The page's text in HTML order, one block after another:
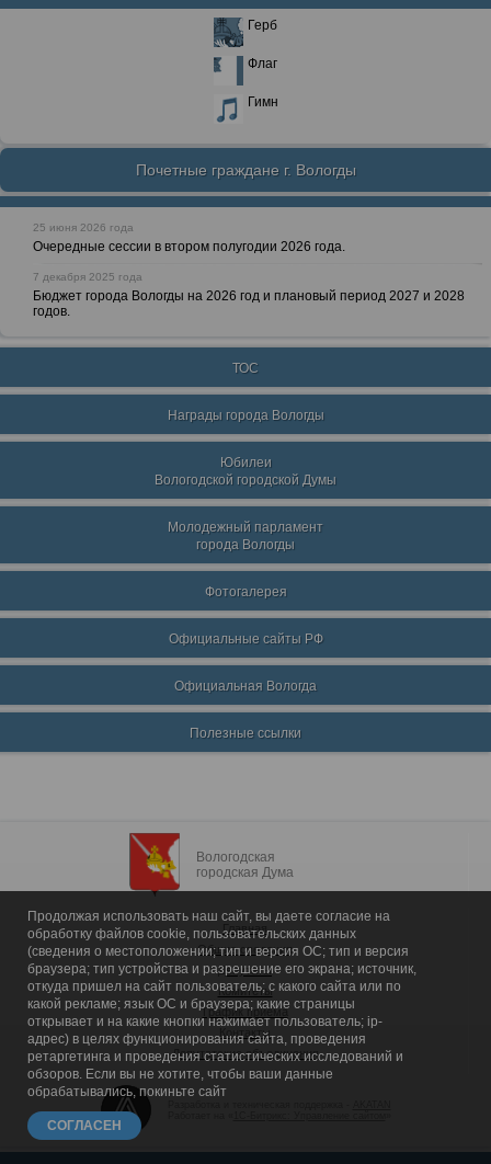
Герб
Флаг
Гимн
Почетные граждане г. Вологды
25 июня 2026 года
Очередные сессии в втором полугодии 2026 года.
7 декабря 2025 года
Бюджет города Вологды на 2026 год и плановый период 2027 и 2028
годов.
ТОС
Награды города Вологды
Юбилеи
Вологодской городской Думы
Молодежный парламент
города Вологды
Фотогалерея
Официальные сайты РФ
Официальная Вологда
Полезные ссылки
Вологодская
городская Дума
Главная
Общие сведения
Депутаты
Комитеты
График приема
Контакты
Депутатские объединения
Продолжая использовать наш сайт, вы даете согласие на
обработку файлов cookie, пользовательских данных
(сведения о местоположении; тип и версия ОС; тип и версия
браузера; тип устройства и разрешение его экрана; источник,
откуда пришел на сайт пользователь; с какого сайта или по
какой рекламе; язык ОС и браузера; какие страницы
открывает и на какие кнопки нажимает пользователь; ip-
адрес) в целях функционирования сайта, проведения
ретаргетинга и проведения статистических исследований и
обзоров. Если вы не хотите, чтобы ваши данные
обрабатывались, покиньте сайт
СОГЛАСЕН